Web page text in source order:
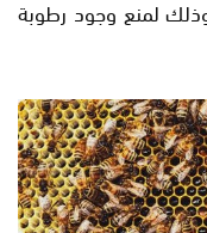
لمنع وجود رطوبة